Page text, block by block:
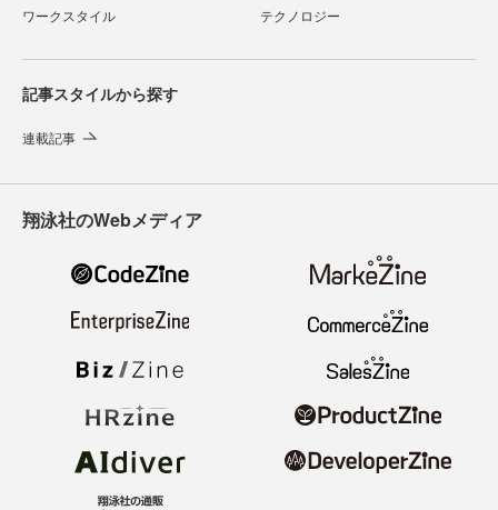
ワークスタイル テクノロジー
記事スタイルから探す
連載記事
翔泳社のWebメディア